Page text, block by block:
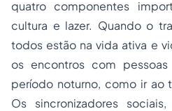
quatro componentes
cultura e lazer. Quando o
todos estão na vida ativa e
os encontros com
período noturno, como ir ao
Os sincronizadores